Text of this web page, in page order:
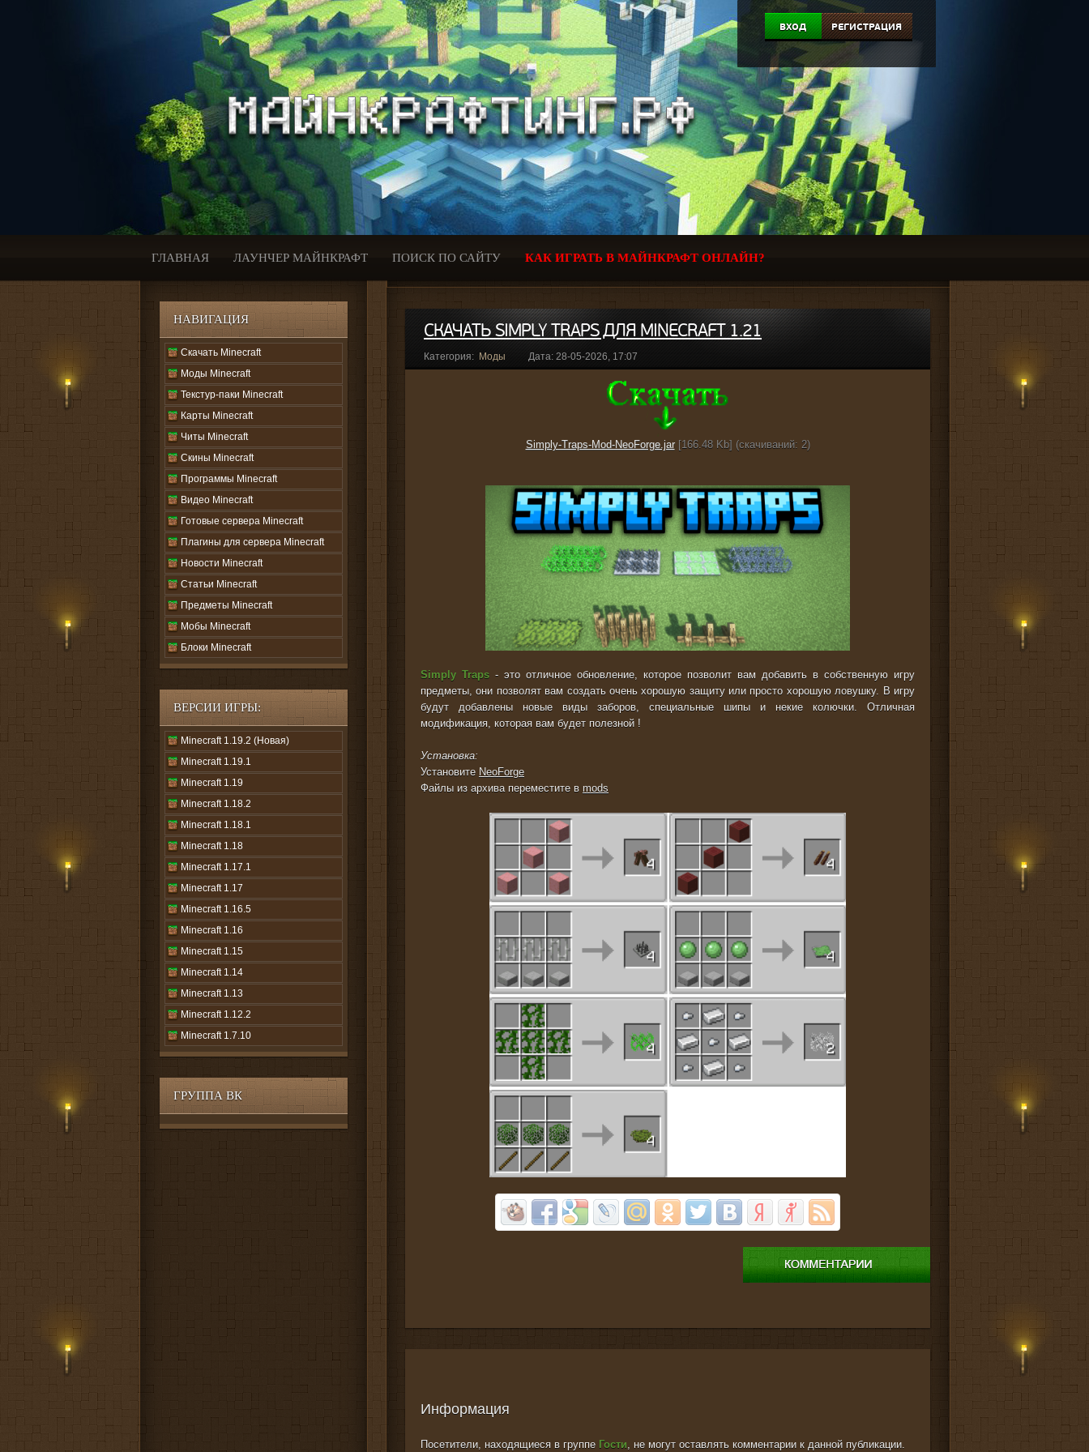
ВХОД РЕГИСТРАЦИЯ
ГЛАВНАЯ ЛАУНЧЕР МАЙНКРАФТ ПОИСК ПО САЙТУ КАК ИГРАТЬ В МАЙНКРАФТ ОНЛАЙН?
НАВИГАЦИЯ
Скачать Minecraft
Моды Minecraft
Текстур-паки Minecraft
Карты Minecraft
Читы Minecraft
Скины Minecraft
Программы Minecraft
Видео Minecraft
Готовые сервера Minecraft
Плагины для сервера Minecraft
Новости Minecraft
Статьи Minecraft
Предметы Minecraft
Мобы Minecraft
Блоки Minecraft
ВЕРСИИ ИГРЫ:
Minecraft 1.19.2 (Новая)
Minecraft 1.19.1
Minecraft 1.19
Minecraft 1.18.2
Minecraft 1.18.1
Minecraft 1.18
Minecraft 1.17.1
Minecraft 1.17
Minecraft 1.16.5
Minecraft 1.16
Minecraft 1.15
Minecraft 1.14
Minecraft 1.13
Minecraft 1.12.2
Minecraft 1.7.10
ГРУППА ВК
СКАЧАТЬ SIMPLY TRAPS ДЛЯ MINECRAFT 1.21
Категория: Моды Дата: 28-05-2026, 17:07
Simply-Traps-Mod-NeoForge.jar[166.48 Kb] (cкачиваний: 2)
Simply Traps - это отличное обновление, которое позволит вам добавить в собственную игру
предметы, они позволят вам создать очень хорошую защиту или просто хорошую ловушку. В игру
будут добавлены новые виды заборов, специальные шипы и некие колючки. Отличная
модификация, которая вам будет полезной !
Установка:
Установите NeoForge
Файлы из архива переместите в mods
Информация
Посетители, находящиеся в группе Гости, не могут оставлять комментарии к данной публикации.